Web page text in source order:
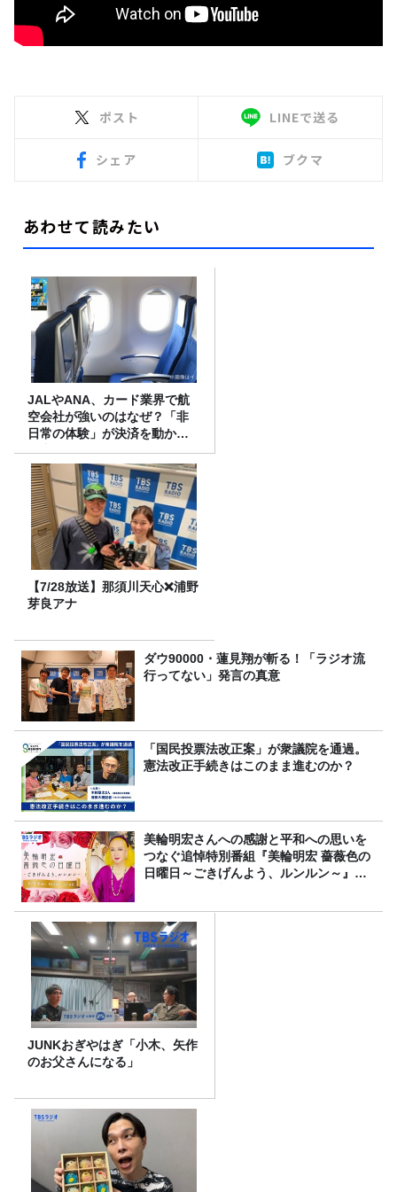
ポスト LINEで送る
シェア ブクマ
あわせて読みたい
JALやANA、カード業界で航
空会社が強いのはなぜ？「非
日常の体験」が決済を動かす
理由
【7/28放送】那須川天心❌浦野
芽良アナ
ダウ90000・蓮見翔が斬る！「ラジオ流
行ってない」発言の真意
「国民投票法改正案」が衆議院を通過。
憲法改正手続きはこのまま進むのか？
美輪明宏さんへの感謝と平和への思いを
つなぐ追悼特別番組『美輪明宏 薔薇色の
日曜日～ごきげんよう、ルンルン～』
JUNKおぎやはぎ「小木、矢作
のお父さんになる」